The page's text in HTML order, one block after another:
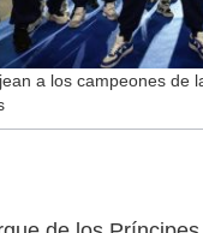
a los campeones de